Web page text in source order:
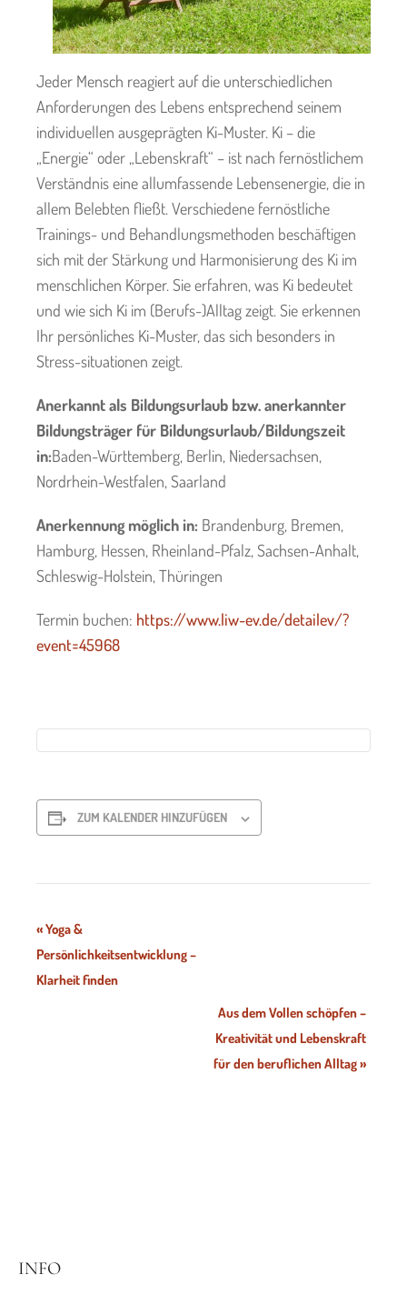
Jeder Mensch reagiert auf die unterschiedlichen
Anforderungen des Lebens entsprechend seinem
individuellen ausgeprägten Ki-Muster. Ki – die
„Energie“ oder „Lebenskraft“ – ist nach fernöstlichem
Verständnis eine allumfassende Lebensenergie, die in
allem Belebten fließt. Verschiedene fernöstliche
Trainings- und Behandlungsmethoden beschäftigen
sich mit der Stärkung und Harmonisierung des Ki im
menschlichen Körper. Sie erfahren, was Ki bedeutet
und wie sich Ki im (Berufs-)Alltag zeigt. Sie erkennen
Ihr persönliches Ki-Muster, das sich besonders in
Stress-situationen zeigt.
Anerkannt als Bildungsurlaub bzw. anerkannter
Bildungsträger für Bildungsurlaub/Bildungszeit
in:Baden-Württemberg, Berlin, Niedersachsen,
Nordrhein-Westfalen, Saarland
Anerkennung möglich in: Brandenburg, Bremen,
Hamburg, Hessen, Rheinland-Pfalz, Sachsen-Anhalt,
Schleswig-Holstein, Thüringen
Termin buchen: https://www.liw-ev.de/detailev/?
event=45968
ZUM KALENDER HINZUFÜGEN
Veranstaltung-
Navigation
«Yoga &
Persönlichkeitsentwicklung –
Klarheit finden
Aus dem Vollen schöpfen –
Kreativität und Lebenskraft
für den beruflichen Alltag»
INFO